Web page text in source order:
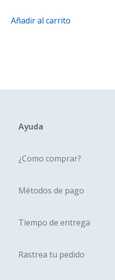
Añadir al carrito
Ayuda
¿Como comprar?
Métodos de pago
Tiempo de entrega
Rastrea tu pedido